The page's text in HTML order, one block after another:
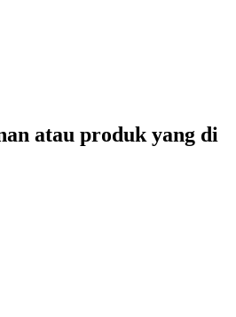
atau produk yang di